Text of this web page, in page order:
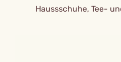
Haussschuhe, Tee-